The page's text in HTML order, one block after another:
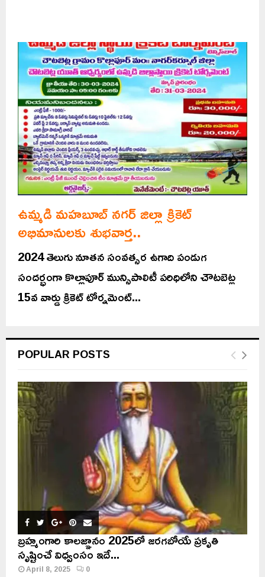
ఉమ్మడి మహబూబ్ నగర్ జిల్లా క్రికెట్
అభిమానులకు శుభవార్త..
2024 తెలుగు నూతన సంవత్సర ఉగాది పండుగ
సందర్భంగా కొల్లాపూర్ మున్సిపాలిటీ పరిధిలోని చౌటబెట్ల
15వ వార్డు క్రికెట్ టోర్నమెంట్...
POPULAR POSTS
బ్రహ్మంగారి కాలజ్ఞానం 2025లో జరగబోయే ప్రకృతి
సృష్టించే విధ్వంసం ఇదే...
April 8, 2025 0